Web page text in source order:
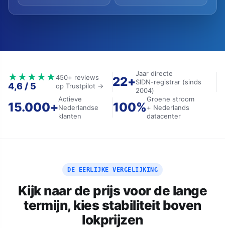
★★★★★
4,6 / 5
450+ reviews
op Trustpilot →
22+
Jaar directe
SIDN-registrar (sinds
2004)
15.000+
Actieve
Nederlandse
klanten
100%
Groene stroom
+ Nederlands
datacenter
DE EERLIJKE VERGELIJKING
Kijk naar de prijs voor de lange
termijn, kies stabiliteit boven
lokprijzen